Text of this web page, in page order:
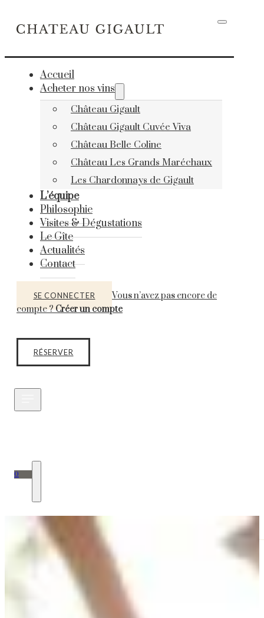
Accueil
Acheter nos vins
Château Gigault
Château Gigault Cuvée Viva
Château Belle Coline
Château Les Grands Maréchaux
Les Chardonnays de Gigault
L’équipe
Philosophie
Visites & Dégustations
Le Gîte
Actualités
Contact
SE CONNECTER
Vous n’avez pas encore de
compte ?Créer un compte
RÉSERVER
0
L'équipe du Château
Gigault, en Gironde